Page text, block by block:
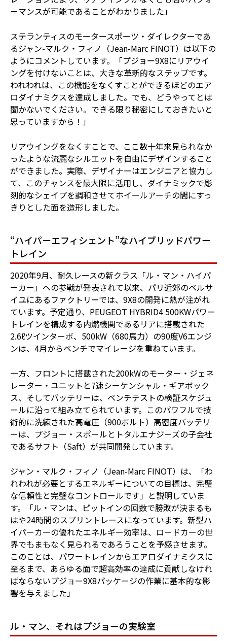
ーマンスが可能であることがわかりました」
ステランティスのモータースポーツ・ダイレクターであ
るジャン-マルク・フィノ（Jean-Marc FINOT）は以下の
ようにコメントしています。「プジョー9X8にリアウイ
ングを付けないことは、大きな革新的なステップです。
われわれは、この機能をなくすことができるほどのエア
ロダイナミクスを達成しました。でも、どうやってとは
聞かないでください。できる限り秘密にしておきたいと
思っていますから！」
リアウイングをなくすことで、ここ数十年来見られなか
ったような流麗なシルエットを自由にデザインすること
ができました。実際、デザイナーはエンジニアと協力し
て、このチャンスを最大限に活用し、ダイナミックで彫
刻的なシェイプを調和させてホイールアーチの間にすっ
きりとした面を造形しました。
“ハイパーエフィシェント”なハイブリッドパワー
トレイン
2020年9月、耐久レースの新クラス「ル・マン・ハイパ
ーカー」への参戦が発表されて以来、パリ近郊のベルサ
イユにあるファクトリーでは、9X8の開発に熱が注がれ
ています。予定通り、PEUGEOT HYBRID4 500KWパワー
トレインを構成する内燃機関であるリアに搭載された
2.6ℓツインターボ、500kW（680馬力）の90度V6エンジ
ンは、4月からベンチでマイレージを重ねています。
一方、フロントに搭載された200kWのモーター・ジェネ
レーター・ユニットと7速シーケンシャル・ギアボック
ス、そしてバッテリーは、ベンチテストの検証スケジュ
ールに沿って組み立てられています。このパワフルで技
術的に洗練された高電圧（900ボルト）高密度バッテリ
ーは、プジョー・スポールとトタルエナジーズの子会社
であるサフト（Saft）が共同開発しています。
ジャン・マルク・フィノ（Jean-Marc FINOT）は、「わ
れわれが必要とするエネルギーについての目標は、完璧
な信頼性と完璧なコントロールです」と説明していま
す。「ル・マンは、ピットインの回数で勝敗が決まるも
はや24時間のスプリントレースになっています。新型ハ
イパーカーの優れたエネルギー効率は、ロードカーの世
界でもまもなく見られるであろうことを予感させます。
このことは、パワートレインからエアロダイナミクスに
至るまで、あらゆる面で超高効率の達成に貢献しなけれ
ばならないプジョー9X8パッケージの作業に基本的な影
響を与えました」
ル・マン、それはプジョーの実験室